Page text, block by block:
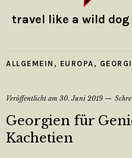
travel like a wild dog
ALLGEMEIN , EUROPA ,
Veröffentlicht am 30. Juni 2019
Georgien für
Kachetien